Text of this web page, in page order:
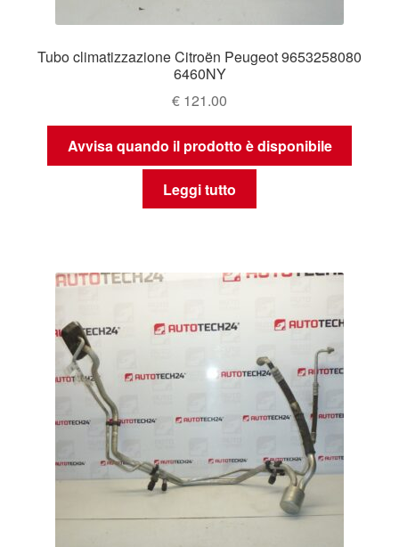
Tubo climatizzazione Citroën Peugeot 9653258080
6460NY
€ 121.00
Avvisa quando il prodotto è disponibile
Leggi tutto